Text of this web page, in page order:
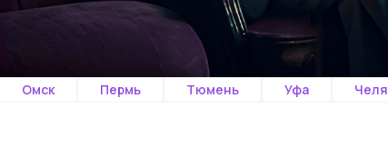
Омск Пермь Тюмень Уфа